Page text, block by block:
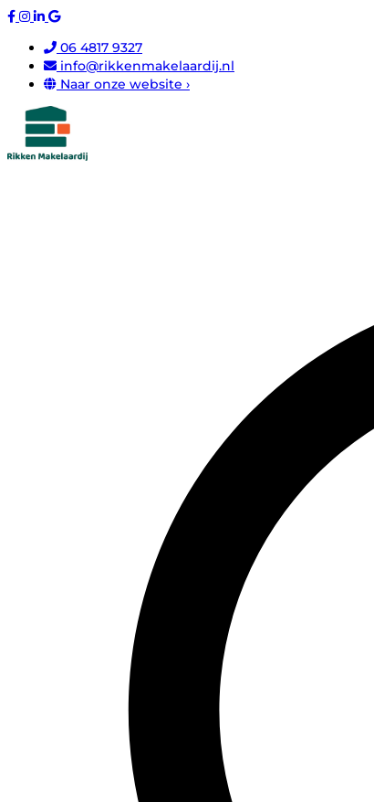
06 4817 9327
info@rikkenmakelaardij.nl
Naar onze website ›